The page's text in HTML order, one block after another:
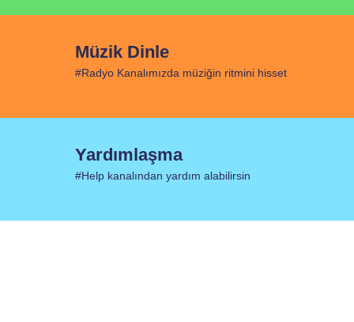
Müzik Dinle
#Radyo Kanalımızda müziğin ritmini hisset
Yardımlaşma
#Help kanalından yardım alabilirsin